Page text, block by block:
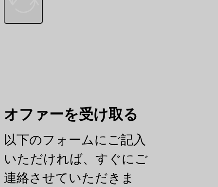
オファーを受け取る
以下のフォームにご記入
いただければ、すぐにご
連絡させていただきま